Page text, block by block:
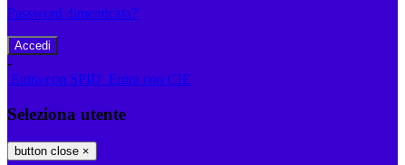
Password dimenticata?
-
Entra con SPID Entra con CIE
Seleziona utente
button close ×